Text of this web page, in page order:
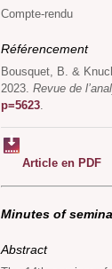
Compte-rendu
Référencement
Bousquet, B. &
2023. Revue de
p=5623
Article en PDF
Minutes of
Abstract